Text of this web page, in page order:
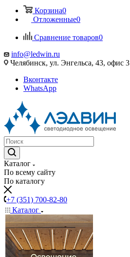
Корзина0
Отложенные0
Сравнение товаров0
info@ledwin.ru
Челябинск, ул. Энгельса, 43, офис 3
Вконтакте
WhatsApp
Каталог
По всему сайту
По каталогу
+7 (351) 700-82-80
Каталог